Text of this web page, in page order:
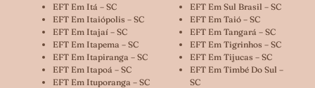
EFT Em Itá – SC
EFT Em Itaiópolis – SC
EFT Em Itajaí – SC
EFT Em Itapema – SC
EFT Em Itapiranga – SC
EFT Em Itapoá – SC
EFT Em Ituporanga – SC
EFT Em Sul Brasil – SC
EFT Em Taió – SC
EFT Em Tangará – SC
EFT Em Tigrinhos – SC
EFT Em Tijucas – SC
EFT Em Timbé Do Sul –
SC